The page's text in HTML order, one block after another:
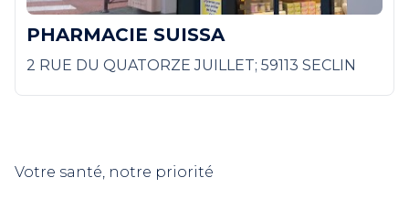
PHARMACIE SUISSA
2 RUE DU QUATORZE JUILLET; 59113 SECLIN
Votre santé, notre priorité